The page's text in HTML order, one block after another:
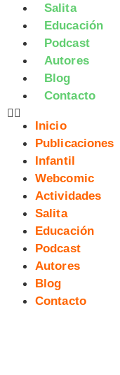
Salita
Educación
Podcast
Autores
Blog
Contacto
Inicio
Publicaciones
Infantil
Webcomic
Actividades
Salita
Educación
Podcast
Autores
Blog
Contacto